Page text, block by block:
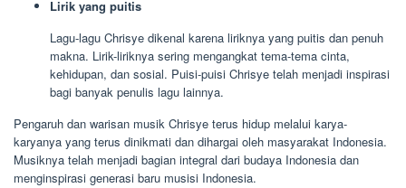
Lirik yang puitis
Lagu-lagu Chrisye dikenal karena liriknya yang puitis dan penuh
makna. Lirik-liriknya sering mengangkat tema-tema cinta,
kehidupan, dan sosial. Puisi-puisi Chrisye telah menjadi inspirasi
bagi banyak penulis lagu lainnya.
Pengaruh dan warisan musik Chrisye terus hidup melalui karya-
karyanya yang terus dinikmati dan dihargai oleh masyarakat Indonesia.
Musiknya telah menjadi bagian integral dari budaya Indonesia dan
menginspirasi generasi baru musisi Indonesia.